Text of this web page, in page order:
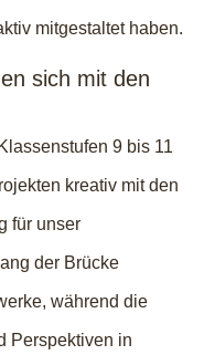
mitgestaltet haben.
sich mit den
9 bis 11
kreativ mit den
für unser
der Brücke
während die
Perspektiven in